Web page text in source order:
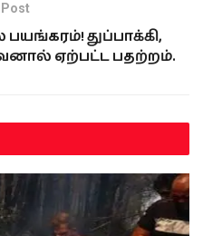
Post
துப்பாக்கி,
ஏற்பட்ட பதற்றம்.